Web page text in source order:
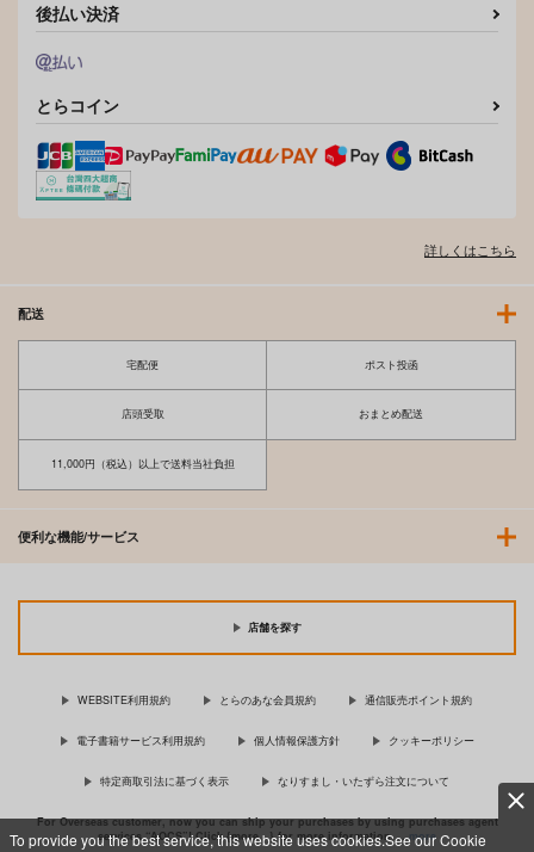
To provide you the best service, this website uses cookies.See our Cookie
後払い決済
とらコイン
詳しくはこちら
配送
宅配便 ポスト投函
店頭受取 おまとめ配送
11,000円（税込）以上で送料当社負担
便利な機能/サービス
店舗を探す
WEBSITE利用規約 とらのあな会員規約 通信販売ポイント規約
電子書籍サービス利用規約 個人情報保護方針 クッキーポリシー
特定商取引法に基づく表示 なりすまし・いたずら注文について
For Overseas customer, now you can ship your purchases by using purchases agent
services “AOCS”! Click {more…} for more information …more